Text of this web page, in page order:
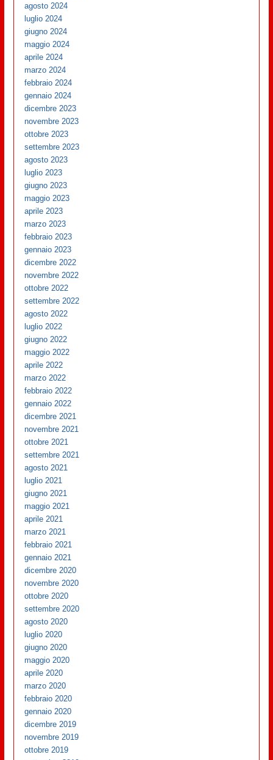
agosto 2024
luglio 2024
giugno 2024
maggio 2024
aprile 2024
marzo 2024
febbraio 2024
gennaio 2024
dicembre 2023
novembre 2023
ottobre 2023
settembre 2023
agosto 2023
luglio 2023
giugno 2023
maggio 2023
aprile 2023
marzo 2023
febbraio 2023
gennaio 2023
dicembre 2022
novembre 2022
ottobre 2022
settembre 2022
agosto 2022
luglio 2022
giugno 2022
maggio 2022
aprile 2022
marzo 2022
febbraio 2022
gennaio 2022
dicembre 2021
novembre 2021
ottobre 2021
settembre 2021
agosto 2021
luglio 2021
giugno 2021
maggio 2021
aprile 2021
marzo 2021
febbraio 2021
gennaio 2021
dicembre 2020
novembre 2020
ottobre 2020
settembre 2020
agosto 2020
luglio 2020
giugno 2020
maggio 2020
aprile 2020
marzo 2020
febbraio 2020
gennaio 2020
dicembre 2019
novembre 2019
ottobre 2019